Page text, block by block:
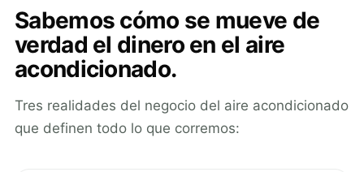
Sabemos cómo se mueve de
verdad el dinero en el aire
acondicionado.
Tres realidades del negocio del aire acondicionado
que definen todo lo que corremos: